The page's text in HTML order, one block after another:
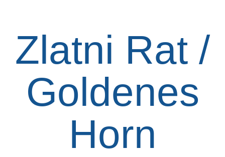
Zlatni Rat /
Goldenes
Horn